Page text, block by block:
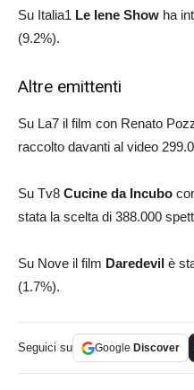
Su Italia1 Le Iene Show ha
(9.2%).
Altre emittenti
Su La7 il film con Renato
raccolto davanti al video
Su Tv8 Cucine da Incubo
stata la scelta di 388.000
Su Nove il film Daredevil è
(1.7%).
Seguici su Google Discover